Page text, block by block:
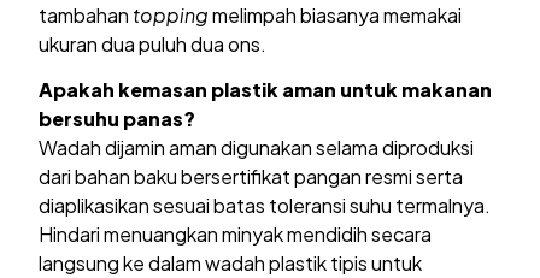
tambahan toppingmelimpah biasanya memakai
ukuran dua puluh dua ons.
Apakah kemasan plastik aman untuk makanan
bersuhu panas?
Wadah dijamin aman digunakan selama diproduksi
dari bahan baku bersertifikat pangan resmi serta
diaplikasikan sesuai batas toleransi suhu termalnya.
Hindari menuangkan minyak mendidih secara
langsung ke dalam wadah plastik tipis untuk